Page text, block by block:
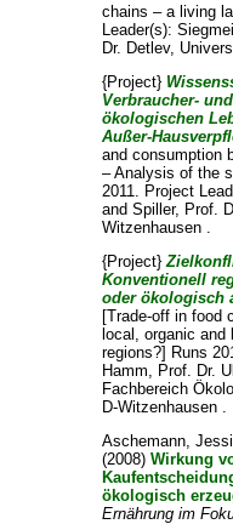
chains – a living
Leader(s):
Dr. Detlev,
{Project}
Verbraucher-
ökologischen
Außer-
and consumption
– Analysis of the
2011. Project
and Spiller, Prof.
Witzenhausen .
{Project}
Konventionell
oder ökologisch
[Trade-off in food
local, organic
regions?] Runs
Hamm, Prof. Dr.
Fachbereich
D-Witzenhausen .
Aschemann,
(2008) Wirkung
ökologisch
Ernährung im